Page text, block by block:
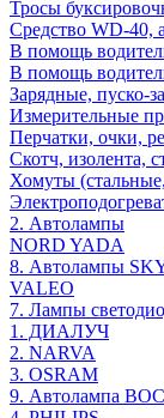
Тросы
Средство WD-40,
В помощь
В помощь
Зарядные, пуско-
Измерительные
Перчатки, очки,
Скотч, изолента,
Хомуты
2. Автолампы
NORD YADA
8. Автолампы
VALEO
7. Лампы
1. ДИАЛУЧ
2. NARVA
3. OSRAM
9. Автолампа